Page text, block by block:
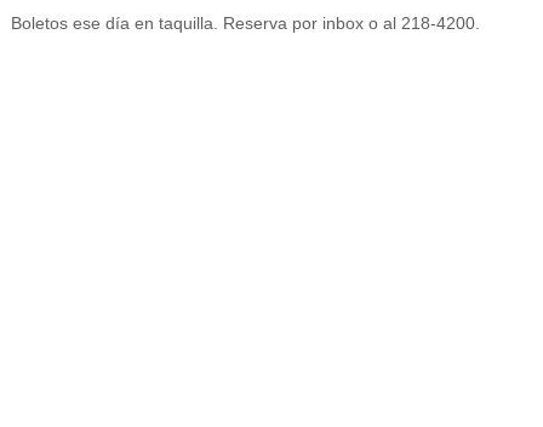
Boletos ese día en taquilla. Reserva por inbox o al 218-4200.